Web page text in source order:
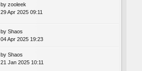
by zooleek
29 Apr 2025 09:11
by Shaos
04 Apr 2025 19:23
by Shaos
21 Jan 2025 10:11